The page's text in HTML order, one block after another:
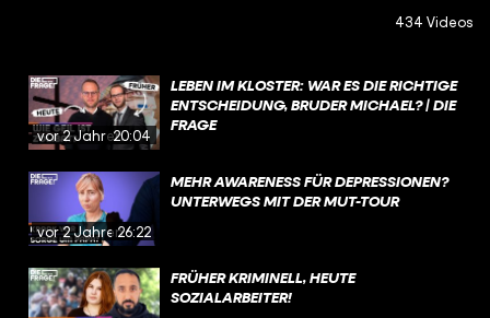
434 Videos
vor 2 Jahren20:04
LEBEN IM KLOSTER: WAR ES DIE RICHTIGE
ENTSCHEIDUNG, BRUDER MICHAEL? | DIE
FRAGE
vor 2 Jahren26:22
MEHR AWARENESS FÜR DEPRESSIONEN?
UNTERWEGS MIT DER MUT-TOUR
FRÜHER KRIMINELL, HEUTE
SOZIALARBEITER!